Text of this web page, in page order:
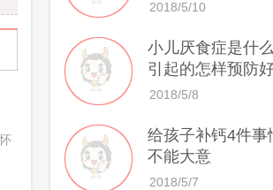
2018/5/10
小儿厌食症是什
引起的怎样预防
2018/5/8
给孩子补钙4件事
不能大意
2018/5/7